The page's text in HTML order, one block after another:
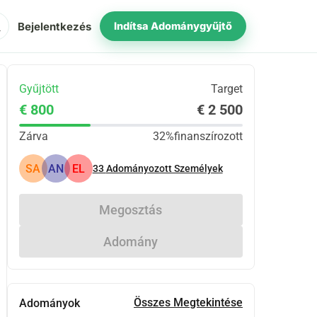
Bejelentkezés Indítsa Adománygyűjtő
Gyűjtött Target
€ 800 € 2 500
Zárva 32%finanszírozott
SA AN EL 33Adományozott Személyek
Megosztás
Adomány
Adományok Összes Megtekintése